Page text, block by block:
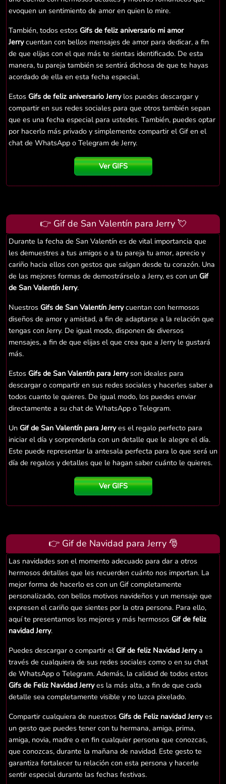
evoquen un sentimiento de amor en quien lo mire.
También, todos estos Gifs de feliz aniversario mi amor
Jerrycuentan con bellos mensajes de amor para dedicar, a fin
de que elijas con el que más te sientas identificado. De esta
manera, tu pareja también se sentirá dichosa de que te hayas
acordado de ella en esta fecha especial.
Estos Gifs de feliz aniversario Jerrylos puedes descargar y
compartir en sus redes sociales para que otros también sepan
que es una fecha especial para ustedes. También, puedes optar
por hacerlo más privado y simplemente compartir el Gif en el
chat de WhatsApp o Telegram de Jerry.
Ver GIFS
👉 Gif de San Valentín para Jerry 💘
Durante la fecha de San Valentín es de vital importancia que
les demuestres a tus amigos o a tu pareja tu amor, aprecio y
cariño hacia ellos con gestos que salgan desde tu corazón. Una
de las mejores formas de demostrárselo a Jerry, es con un Gif
de San Valentín Jerry.
Nuestros Gifs de San Valentín Jerrycuentan con hermosos
diseños de amor y amistad, a fin de adaptarse a la relación que
tengas con Jerry. De igual modo, disponen de diversos
mensajes, a fin de que elijas el que crea que a Jerry le gustará
más.
Estos Gifs de San Valentín para Jerryson ideales para
descargar o compartir en sus redes sociales y hacerles saber a
todos cuanto le quieres. De igual modo, los puedes enviar
directamente a su chat de WhatsApp o Telegram.
Un Gif de San Valentín para Jerryes el regalo perfecto para
iniciar el día y sorprenderla con un detalle que le alegre el día.
Este puede representar la antesala perfecta para lo que será un
día de regalos y detalles que le hagan saber cuánto le quieres.
Ver GIFS
👉 Gif de Navidad para Jerry 🎅
Las navidades son el momento adecuado para dar a otros
hermosos detalles que les recuerden cuánto nos importan. La
mejor forma de hacerlo es con un Gif completamente
personalizado, con bellos motivos navideños y un mensaje que
expresen el cariño que sientes por la otra persona. Para ello,
aquí te presentamos los mejores y más hermosos Gif de feliz
navidad Jerry.
Puedes descargar o compartir elGif de feliz Navidad Jerrya
través de cualquiera de sus redes sociales como o en su chat
de WhatsApp o Telegram. Además, la calidad de todos estos
Gifs de Feliz Navidad Jerryes la más alta, a fin de que cada
detalle sea completamente visible y no luzca pixelado.
Compartir cualquiera de nuestros Gifs de Feliz navidad Jerryes
un gesto que puedes tener con tu hermana, amiga, prima,
amiga, novia, madre o en fin cualquier persona que conozcas,
que conozcas, durante la mañana de navidad. Este gesto te
garantiza fortalecer tu relación con esta persona y hacerle
sentir especial durante las fechas festivas.